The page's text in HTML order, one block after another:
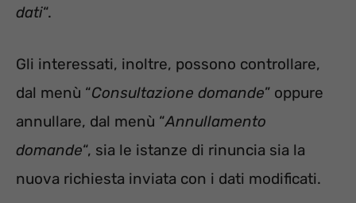
dati“.
Gli interessati, inoltre, possono controllare,
dal menù “Consultazione domande” oppure
annullare, dal menù “Annullamento
domande“, sia le istanze di rinuncia sia la
nuova richiesta inviata con i dati modificati.